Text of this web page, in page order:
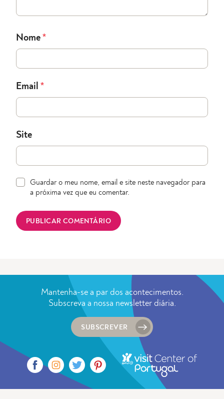
Nome *
Email *
Site
Guardar o meu nome, email e site neste navegador para
a próxima vez que eu comentar.
Mantenha-se a par dos acontecimentos.
Subscreva a nossa newsletter diária.
SUBSCREVER